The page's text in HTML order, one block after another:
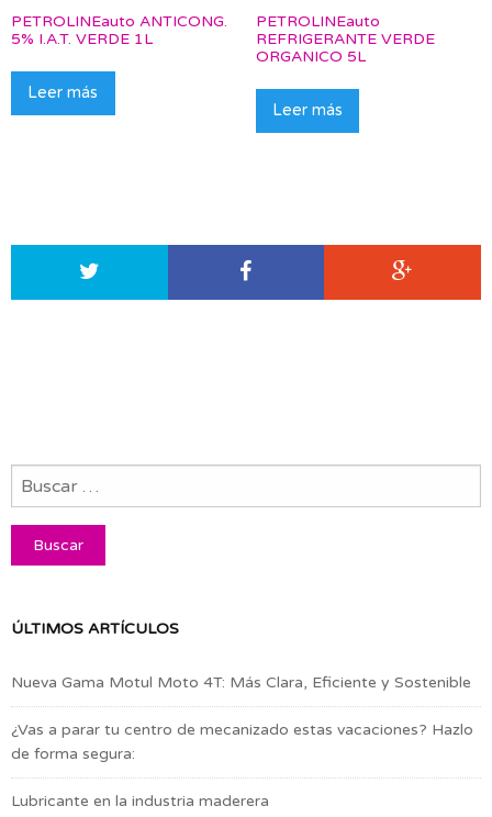
PETROLINEauto ANTICONG.
5% I.A.T. VERDE 1L
Leer más
PETROLINEauto
REFRIGERANTE VERDE
ORGANICO 5L
Leer más
ÚLTIMOS ARTÍCULOS
Nueva Gama Motul Moto 4T: Más Clara, Eficiente y Sostenible
¿Vas a parar tu centro de mecanizado estas vacaciones? Hazlo
de forma segura:
Lubricante en la industria maderera